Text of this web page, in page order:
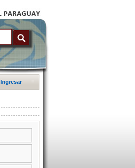
Ingresar